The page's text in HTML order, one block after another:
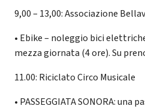
9,00 – 13,00: Associazione
• Ebike – noleggio bici
mezza giornata (4 ore). Su
11.00: Riciclato Circo Musicale
• PASSEGGIATA SONORA: